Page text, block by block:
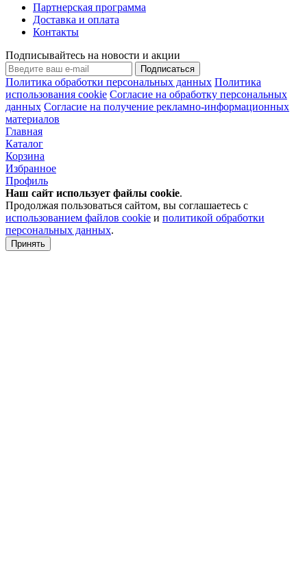
Партнерская программа
Доставка и оплата
Контакты
Подписывайтесь на новости и акции
Подписаться
Политика обработки персональных данных Политика
использования cookie Согласие на обработку персональных
данных Согласие на получение рекламно-информационных
материалов
Главная
Каталог
Корзина
Избранное
Профиль
Наш сайт использует файлы cookie.
Продолжая пользоваться сайтом, вы соглашаетесь с
использованием файлов cookie и политикой обработки
персональных данных.
Принять